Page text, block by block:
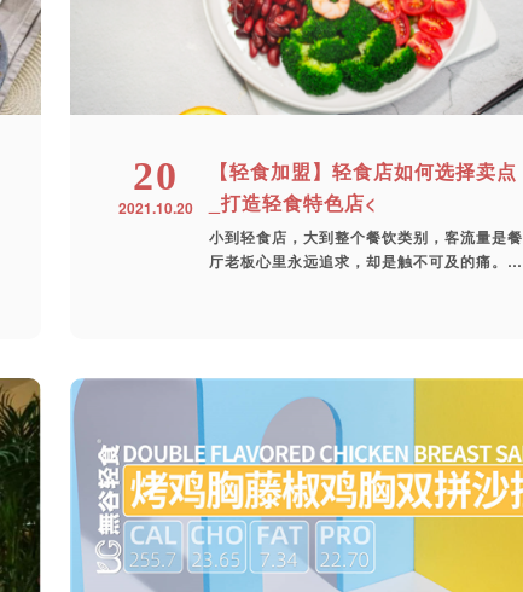
20
2021.10.20
【轻食加盟】轻食店如何选择卖点
_打造轻食特色店<
小到轻食店，大到整个餐饮类别，客流量是餐
厅老板心里永远追求，却是触不可及的痛。